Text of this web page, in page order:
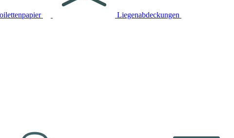
Liegenabdeckungen